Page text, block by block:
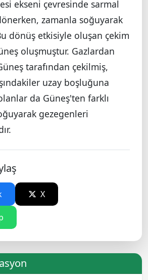
ekseni çevresinde sarmal
zamanla soğuyarak
dönüş etkisiyle oluşan çekim
oluşmuştur. Gazlardan
tarafından çekilmiş,
uzay boşluğuna
da Güneş'ten farklı
gezegenleri
X